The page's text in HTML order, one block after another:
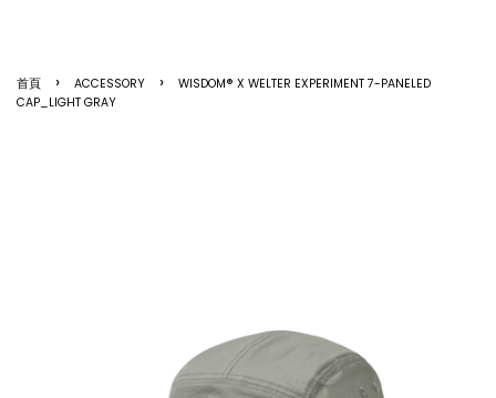
首頁 › ACCESSORY ›
WISDOM® X WELTER EXPERIMENT 7-PANELED
CAP_LIGHT GRAY